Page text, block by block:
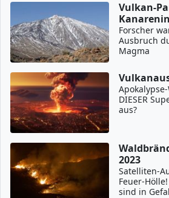
Vulkan-
Forscher
Ausbruch
Magma
DIESER
aus?
2023
Satelliten-
Feuer-
sind in